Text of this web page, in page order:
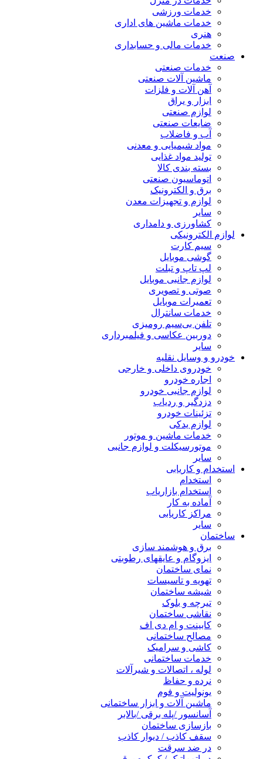
خدمات ورزشی
خدمات ماشین های اداری
هنری
خدمات مالی و حسابداری
صنعت
خدمات صنعتی
ماشین آلات صنعتی
آهن آلات و فلزات
ابزار و یراق
لوازم صنعتی
ضایعات صنعتی
آب و فاضلاب
مواد شیمیایی و معدنی
تولید مواد غذایی
بسته بندی کالا
اتوماسیون صنعتی
برق و الکترونیک
لوازم و تجهیزات معدن
سایر
کشاورزی و دامداری
لوازم الکترونیکی
سیم کارت
گوشی موبایل
لپ تاپ و تبلت
لوازم جانبی موبایل
صوتی و تصویری
تعمیرات موبایل
خدمات سانترال
تلفن بی‌سیم رومیزی
دوربین عکاسی و فیلمبرداری
سایر
خودرو و وسایل نقلیه
خودروی داخلی و خارجی
اجاره خودرو
لوازم جانبی خودرو
دزدگیر و ردیاب
تزئینات خودرو
لوازم یدکی
خدمات ماشین و موتور
موتورسیکلت و لوازم جانبی
سایر
استخدام و کاریابی
استخدام
استخدام بازاریاب
آماده به کار
مراکز کاریابی
سایر
ساختمان
برق و هوشمند سازی
ایزوگام و عایقهای رطوبتی
نمای ساختمان
تهویه و تاسیسات
شیشه ساختمان
تیرچه و بلوک
نقاشی ساختمان
کابینت و ام دی اف
مصالح ساختمانی
کاشی و سرامیک
خدمات ساختمانی
لوله ، اتصالات و شیرآلات
نرده و حفاظ
یونولیت و فوم
ماشین آلات و ابزار ساختمانی
آسانسور /پله برقی /بالابر
بازسازی ساختمان
سقف کاذب / دیوار کاذب
در ضد سرقت